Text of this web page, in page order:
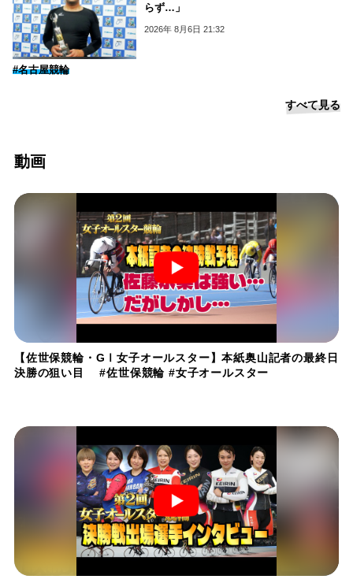
らず…」
2026年 8月6日 21:32
#名古屋競輪
すべて見る
動画
【佐世保競輪・GⅠ女子オールスター】本紙奥山記者の最終日
決勝の狙い目 #佐世保競輪 #女子オールスター